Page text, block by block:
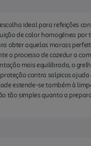
ideal para refeições
de calor homogénea
obter aquelas marcas
o processo de cozedur a
mais equilibrada, o
contra salpicos
estende-se também à
tão simples quanto a